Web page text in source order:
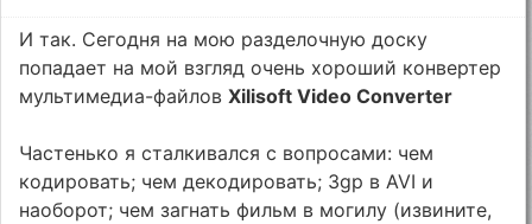
И так. Сегодня на мою разделочную доску
попадает на мой взгляд очень хороший конвертер
мультимедиа-файловXilisoft Video Converter
Частенько я сталкивался с вопросами: чем
кодировать; чем декодировать; 3gp в AVI и
наоборот; чем загнать фильм в могилу (извините,